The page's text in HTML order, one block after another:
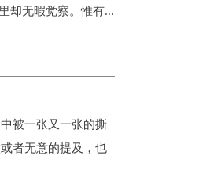
却无暇觉察。惟有...
被一张又一张的撕
者无意的提及，也